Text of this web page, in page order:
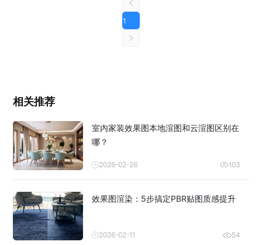
1
相关推荐
室内家装效果图本地渲图和云渲图区别在
哪？
2026-02-26 103
效果图渲染：5步搞定PBR贴图质感提升
2026-02-11 54